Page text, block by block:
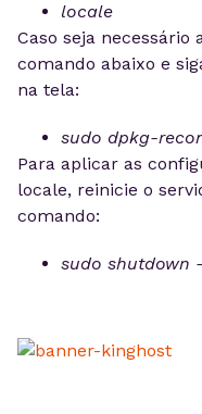
locale
Caso seja
comando abaixo e
na tela:
sudo dpkg-
Para aplicar as
locale, reinicie o
comando:
sudo shutdown